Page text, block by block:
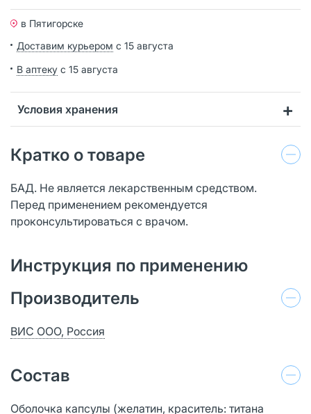
в Пятигорске
Доставим курьером с 15 августа
В аптеку с 15 августа
Условия хранения
Кратко о товаре
БАД. Не является лекарственным средством.
Перед применением рекомендуется
проконсультироваться с врачом.
Инструкция по применению
Производитель
ВИС ООО, Россия
Состав
Оболочка капсулы (желатин, краситель: титана